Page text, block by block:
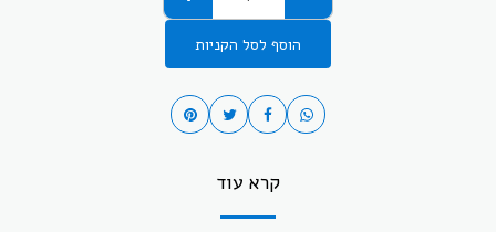
הוסף לסל הקניות
קרא עוד